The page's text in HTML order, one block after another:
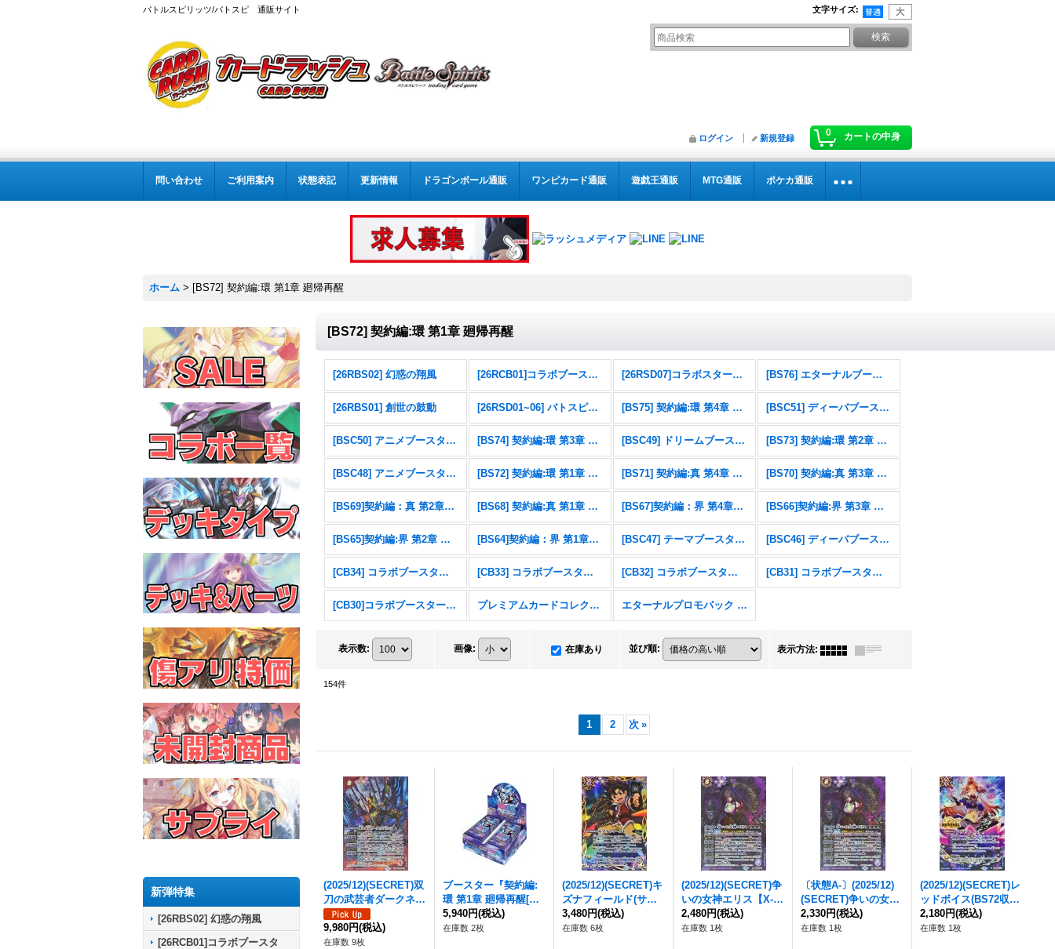
バトルスピリッツ/バトスピ 通販サイト 文字サイズ:
0 カートの中身
ログイン 新規登録
問い合わせ ご利用案内 状態表記 更新情報 ドラゴンボール通販 ワンピカード通販 遊戯王通販 MTG通販 ポケカ通販
ホーム > [BS72] 契約編:環 第1章 廻帰再醒
新弾特集
[26RBS02] 幻惑の翔風
[26RCB01]コラボブースタ
[BS72] 契約編:環 第1章 廻帰再醒
[26RBS02] 幻惑の翔風 [26RCB01]コラボブースター 仮面ライダー 運命の戦線 [26RSD07]コラボスターター 仮面ライダー AGENT OF DREAM [BS76] エターナルブースター 永皇の輝き
[26RBS01] 創世の鼓動 [26RSD01~06] バトスピエントリーデッキ [BS75] 契約編:環 第4章 英雄傑集 [BSC51] ディーバブースター メモリアルレコード
[BSC50] アニメブースター RESONATING STARS [BS74] 契約編:環 第3章 覇極来臨 [BSC49] ドリームブースター 巡る星々 [BS73] 契約編:環 第2章 天地転世
[BSC48] アニメブースター バーニングレガシー [BS72] 契約編:環 第1章 廻帰再醒 [BS71] 契約編:真 第4章 神王の帰還 [BS70] 契約編:真 第3章 全天の覇神
[BS69]契約編：真 第2章：原初の襲来 [BS68] 契約編:真 第1章 神々の戦い [BS67]契約編：界 第4章：界導 [BS66]契約編:界 第3章 紡約
[BS65]契約編:界 第2章 極争 [BS64]契約編：界 第1章：閃刃 [BSC47] テーマブースター REBIRTH OF LEGENDS [BSC46] ディーバブースター 10thアフターパーティ
[CB34] コラボブースター 仮面ライダー 善悪の選択 [CB33] コラボブースター ペルソナ３ リロード [CB32] コラボブースター ウルトラマン イマジネーションパワー [CB31] コラボブースター 仮面ライダー Exceed the limit
[CB30]コラボブースター 仮面ライダー 〜神秘なる願い〜 プレミアムカードコレクション三賢神 エターナルプロモパック Vol.1
表示数: 画像: 在庫あり 並び順: 表示方法:
154件
1 2 次 »
(2025/12)(SECRET)双
刀の武芸者ダークネ
ス・グリフォン【AX-
SEC】{BS72-AX01}
《赤》
9,980円(税込)
在庫数 9枚
ブースター『契約編:
環 第1章 廻帰再醒[BS
72]』【-】{-}《未開封
BOX》
5,940円(税込)
在庫数 2枚
(2025/12)(SECRET)キ
ズナフィールド(サイ
ン箔押し/ツルギ・タ
テワキイラスト)【R-S
3,480円(税込)
在庫数 6枚
(2025/12)(SECRET)争
いの女神エリス【X-S
EC】{BS72-X03}
《紫》
2,480円(税込)
在庫数 1枚
〔状態A-〕(2025/12)
(SECRET)争いの女神
エリス【X-SEC】{BS
72-X03}《紫》
2,330円(税込)
在庫数 1枚
(2025/12)(SECRET)レ
ッドボイス(BS72収録/
ラクシュミーイラス
ト)【C-SEC】{BS49-
2,180円(税込)
在庫数 1枚